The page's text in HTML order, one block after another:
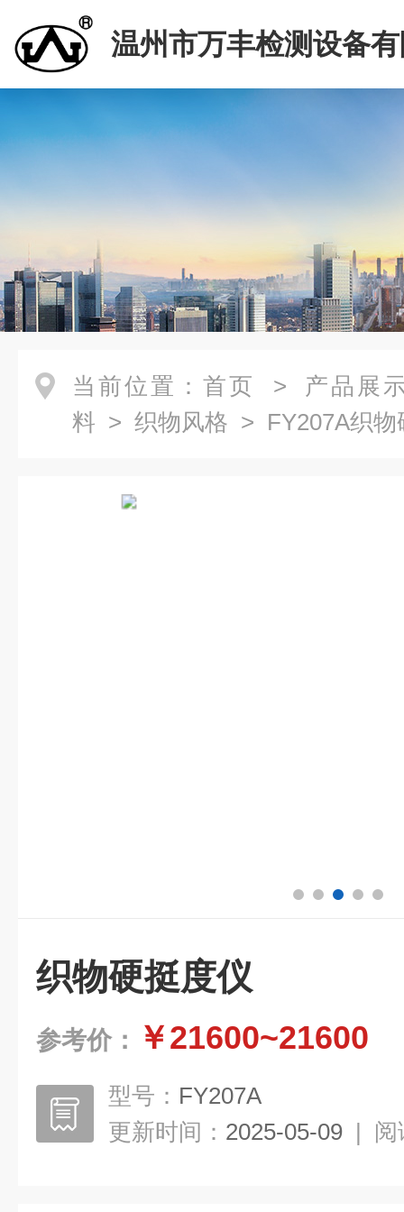
温州市万丰检测设备
当前位置： 首页 > 产品展
料 > 织物风格 > FY207A织物
织物硬挺度仪
参考价： ￥21600~21600
型号： FY207A
更新时间： 2025-05-09 | 阅